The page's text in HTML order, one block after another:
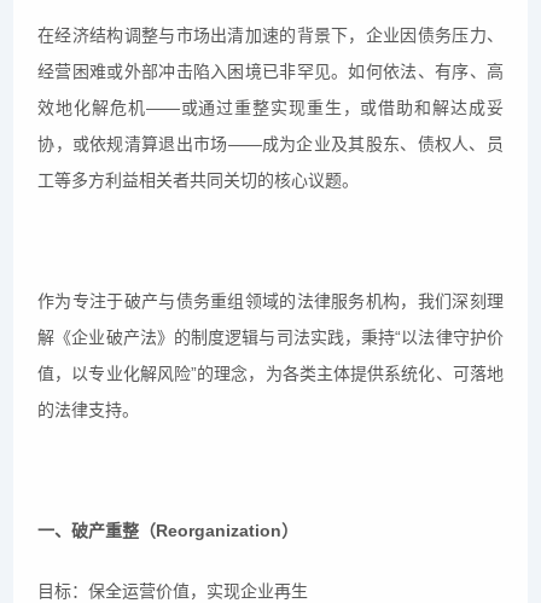
在经济结构调整与市场出清加速的背景下，企业因债务压力、
经营困难或外部冲击陷入困境已非罕见。如何依法、有序、高
效地化解危机——或通过重整实现重生，或借助和解达成妥
协，或依规清算退出市场——成为企业及其股东、债权人、员
工等多方利益相关者共同关切的核心议题。
作为专注于破产与债务重组领域的法律服务机构，我们深刻理
解《企业破产法》的制度逻辑与司法实践，秉持“以法律守护价
值，以专业化解风险”的理念，为各类主体提供系统化、可落地
的法律支持。
一、破产重整（Reorganization）
目标：保全运营价值，实现企业再生